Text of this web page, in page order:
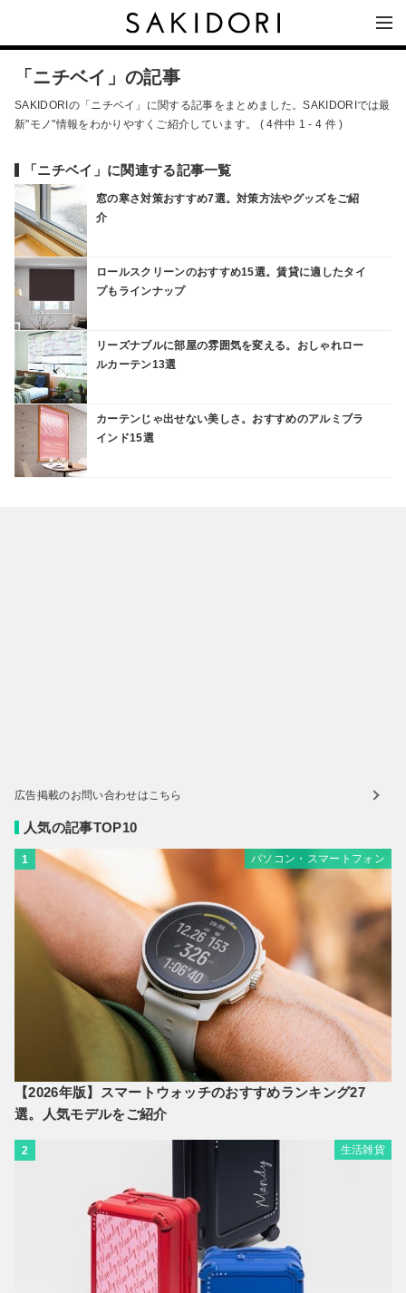
「ニチベイ」の記事
SAKIDORIの「ニチベイ」に関する記事をまとめました。SAKIDORIでは最
新"モノ"情報をわかりやすくご紹介しています。 ( 4件中 1 - 4 件 )
「ニチベイ」に関連する記事一覧
窓の寒さ対策おすすめ7選。対策方法やグッズをご紹
介
ロールスクリーンのおすすめ15選。賃貸に適したタイ
プもラインナップ
リーズナブルに部屋の雰囲気を変える。おしゃれロー
ルカーテン13選
カーテンじゃ出せない美しさ。おすすめのアルミブラ
インド15選
広告掲載のお問い合わせはこちら
人気の記事TOP10
1 パソコン・スマートフォン
【2026年版】スマートウォッチのおすすめランキング27
選。人気モデルをご紹介
2 生活雑貨